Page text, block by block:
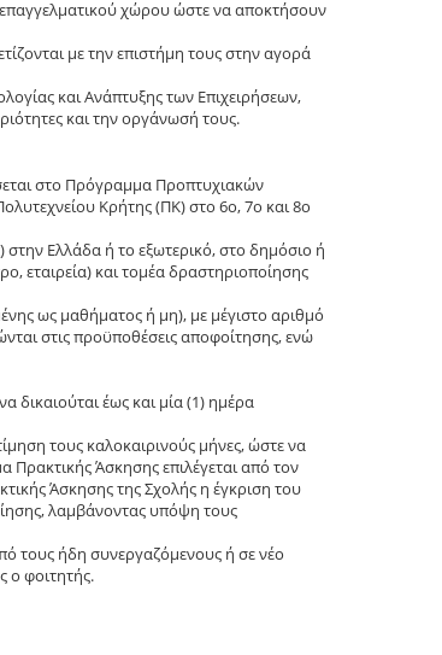
επαγγελματικού χώρου ώστε να αποκτήσουν
με την επιστήμη τους στην αγορά
και Ανάπτυξης των Επιχειρήσεων,
και την οργάνωσή τους.
στο Πρόγραμμα Προπτυχιακών
Κρήτης (ΠΚ) στο 6ο, 7ο και 8ο
στην Ελλάδα ή το εξωτερικό, στο δημόσιο ή
εταιρεία) και τομέα δραστηριοποίησης
ως μαθήματος ή μη), με μέγιστο αριθμό
στις προϋποθέσεις αποφοίτησης, ενώ
δικαιούται έως και μία (1) ημέρα
τους καλοκαιρινούς μήνες, ώστε να
Πρακτικής Άσκησης επιλέγεται από τον
Άσκησης της Σχολής η έγκριση του
λαμβάνοντας υπόψη τους
τους ήδη συνεργαζόμενους ή σε νέο
ο φοιτητής.